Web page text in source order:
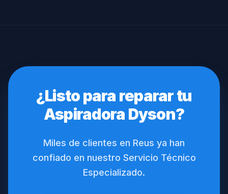
¿Listo para reparar tu
Aspiradora Dyson?
Miles de clientes en Reus ya han
confiado en nuestro Servicio Técnico
Especializado.